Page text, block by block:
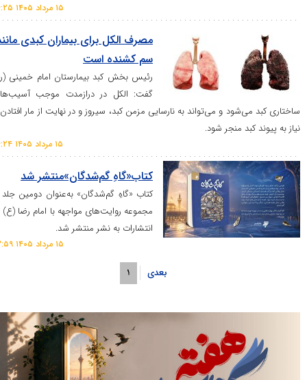
مصرف الکل برای بیماران کبدی مانند
سم کشنده است
رئیس بخش کبد بیمارستان امام خمینی (ره)
گفت: الکل در درازمدت موجب آسیب‌های
و می‌تواند به نارسایی مزمن کبد، سیروز و در نهایت از مار افتادن و
منجر شود.
کتاب«گاهِ گم‌شدگان»منتشر شد
کتاب «گاهِ گم‌شدگان» به‌عنوان دومین جلد از
مجموعه روایت‌های مواجهه با امام رضا (ع) در
انتشارات به نشر منتشر شد.